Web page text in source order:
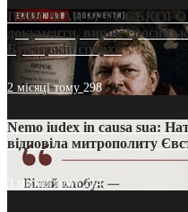
ПРИСМАК «РУССЬКОГО
документи, вирок і
Бучацькій єпархії
2 місяці тому 298
Nemo iudex in causa sua:
відповіла митрополиту
3 місяці тому214